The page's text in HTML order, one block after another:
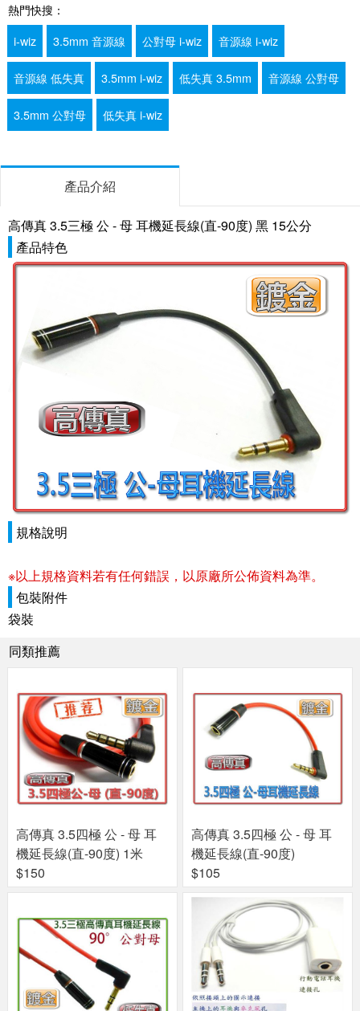
熱門快搜：
i-wiz
3.5mm 音源線 公對母 i-wiz 音源線 i-wiz
音源線 低失真 3.5mm i-wiz 低失真 3.5mm 音源線 公對母
3.5mm 公對母 低失真 i-wiz
產品介紹
高傳真 3.5三極 公 - 母 耳機延長線(直-90度) 黑 15公分
產品特色
規格說明
※以上規格資料若有任何錯誤，以原廠所公佈資料為準。
包裝附件
袋裝
同類推薦
高傳真 3.5四極 公 - 母 耳
機延長線(直-90度) 1米
$150
高傳真 3.5四極 公 - 母 耳
機延長線(直-90度)
$105